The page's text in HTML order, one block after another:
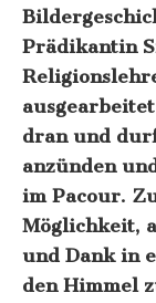
Prädikantin
dran und
anzünden
im Pacour.
Möglichkeit,
und Dank in
den Himmel